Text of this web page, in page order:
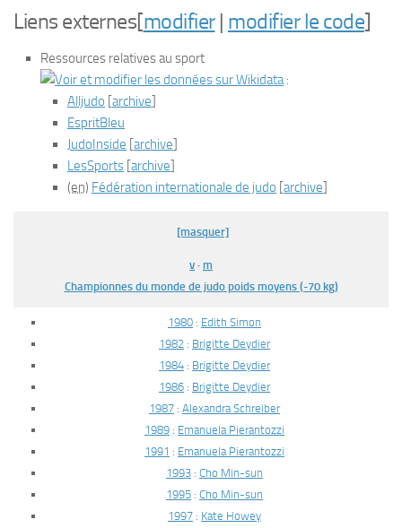
Liens externes[modifier| modifier le code]
Ressources relatives au sport
:
Alljudo [archive]
EspritBleu
JudoInside [archive]
LesSports [archive]
(en) Fédération internationale de judo [archive]
[masquer]
v · m
Championnes du monde de judo poids moyens (-70 kg)
1980 : Edith Simon
1982 : Brigitte Deydier
1984 : Brigitte Deydier
1986 : Brigitte Deydier
1987 : Alexandra Schreiber
1989 : Emanuela Pierantozzi
1991 : Emanuela Pierantozzi
1993 : Cho Min-sun
1995 : Cho Min-sun
1997 : Kate Howey